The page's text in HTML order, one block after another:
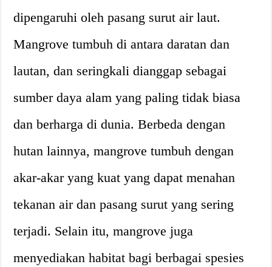
dipengaruhi oleh pasang surut air laut.
Mangrove tumbuh di antara daratan dan
lautan, dan seringkali dianggap sebagai
sumber daya alam yang paling tidak biasa
dan berharga di dunia. Berbeda dengan
hutan lainnya, mangrove tumbuh dengan
akar-akar yang kuat yang dapat menahan
tekanan air dan pasang surut yang sering
terjadi. Selain itu, mangrove juga
menyediakan habitat bagi berbagai spesies